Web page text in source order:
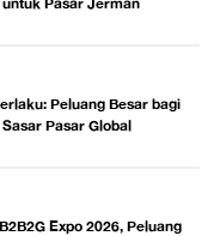
Peluang Besar bagi
Pasar Global
Expo 2026, Peluang